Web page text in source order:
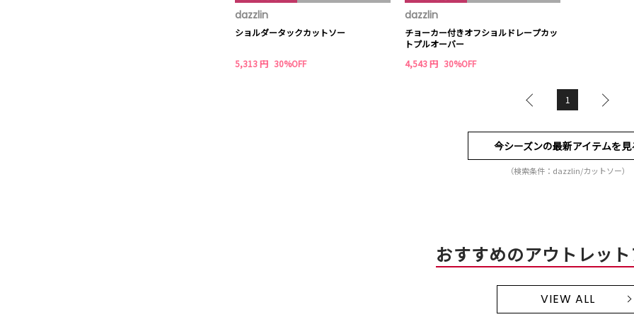
dazzlin
ショルダータックカットソー
5,313 円 30%OFF
dazzlin
チョーカー付きオフショルドレープカッ
トプルオーバー
4,543 円 30%OFF
1
今シーズンの最新アイテムを見
（検索条件：dazzlin/カットソー）
おすすめのアウトレッ
VIEW ALL